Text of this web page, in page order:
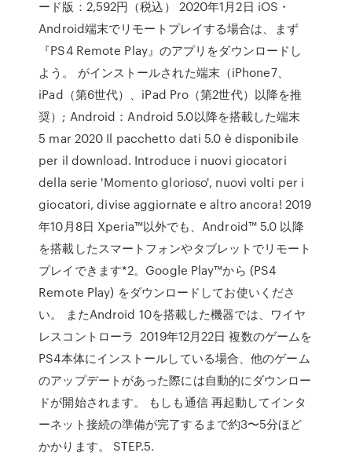
ード版：2,592円（税込） 2020年1月2日 iOS・
Android端末でリモートプレイする場合は、まず
『PS4 Remote Play』のアプリをダウンロードし
よう。 がインストールされた端末（iPhone7、
iPad（第6世代）、iPad Pro（第2世代）以降を推
奨）; Android：Android 5.0以降を搭載した端末
5 mar 2020 Il pacchetto dati 5.0 è disponibile
per il download. Introduce i nuovi giocatori
della serie 'Momento glorioso', nuovi volti per i
giocatori, divise aggiornate e altro ancora! 2019
年10月8日 Xperia™以外でも、Android™ 5.0 以降
を搭載したスマートフォンやタブレットでリモート
プレイできます*2。Google Play™から (PS4
Remote Play) をダウンロードしてお使いくださ
い。 またAndroid 10を搭載した機器では、ワイヤ
レスコントローラ 2019年12月22日 複数のゲームを
PS4本体にインストールしている場合、他のゲーム
のアップデートがあった際には自動的にダウンロー
ドが開始されます。 もしも通信 再起動してインタ
ーネット接続の準備が完了するまで約3〜5分ほど
かかります。 STEP.5.